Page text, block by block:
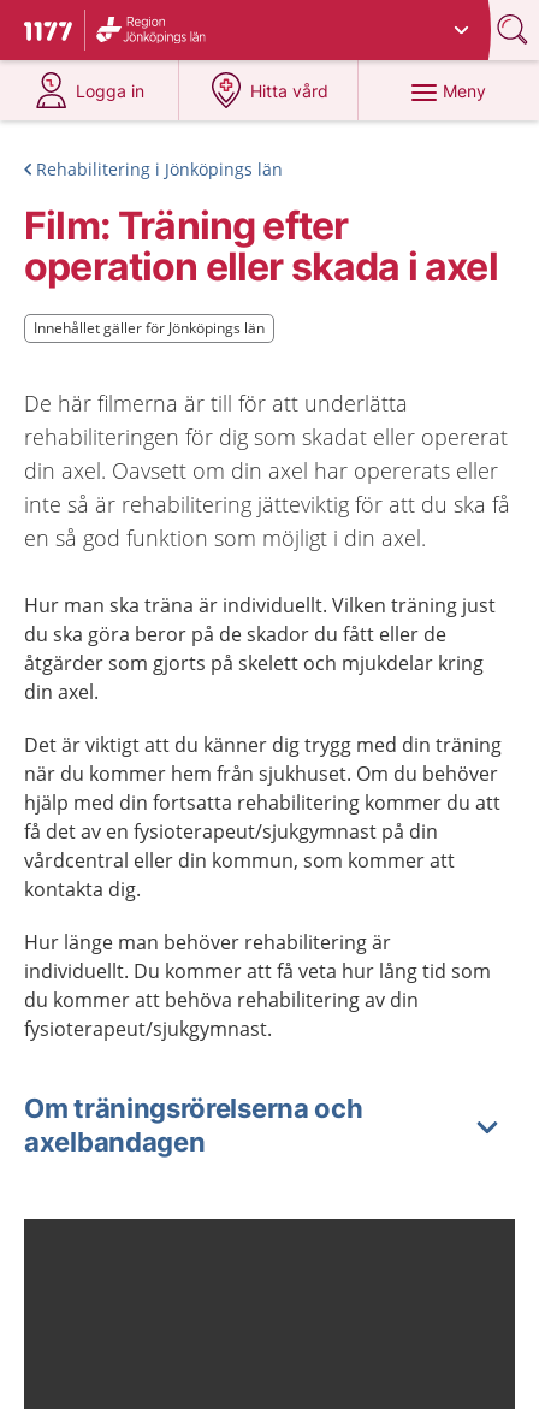
Till startsidan för 1177
Du har valt region
Logga in
på 1177.se
Hitta vård
på 1177.se
Meny
Rehabilitering i Jönköpings län
Film: Träning efter
operation eller skada i axel
Innehållet gäller för Jönköpings län
Innehållet gäller för Jönköpings län
De här filmerna är till för att underlätta
rehabiliteringen för dig som skadat eller opererat
din axel. Oavsett om din axel har opererats eller
inte så är rehabilitering jätteviktig för att du ska få
en så god funktion som möjligt i din axel.
Hur man ska träna är individuellt. Vilken träning just
du ska göra beror på de skador du fått eller de
åtgärder som gjorts på skelett och mjukdelar kring
din axel.
Det är viktigt att du känner dig trygg med din träning
när du kommer hem från sjukhuset. Om du behöver
hjälp med din fortsatta rehabilitering kommer du att
få det av en fysioterapeut/sjukgymnast på din
vårdcentral eller din kommun, som kommer att
kontakta dig.
Hur länge man behöver rehabilitering är
individuellt. Du kommer att få veta hur lång tid som
du kommer att behöva rehabilitering av din
fysioterapeut/sjukgymnast.
Om träningsrörelserna och
axelbandagen